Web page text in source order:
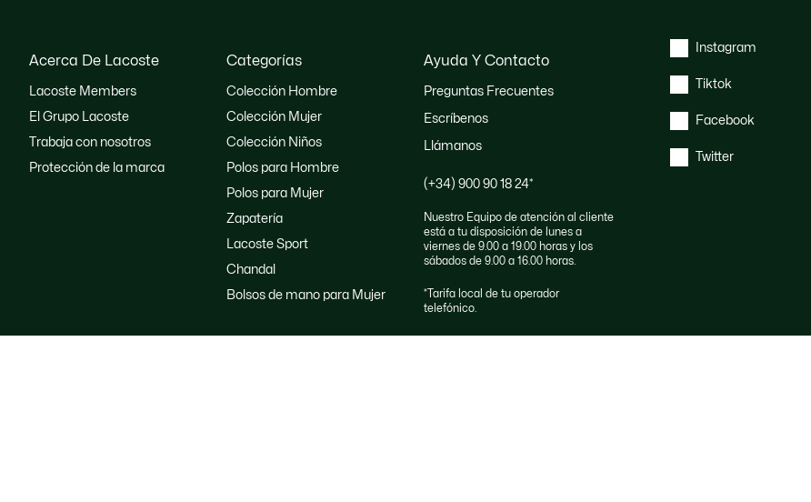
Acerca De Lacoste
Lacoste Members
El Grupo Lacoste
Trabaja con nosotros
Protección de la marca
Categorías
Colección Hombre
Colección Mujer
Colección Niños
Polos para Hombre
Polos para Mujer
Zapatería
Lacoste Sport
Chandal
Bolsos de mano para Mujer
Ayuda Y Contacto
Preguntas Frecuentes
Escríbenos
Llámanos
(+34) 900 90 18 24*
Nuestro Equipo de atención al cliente
está a tu disposición de lunes a
viernes de 9.00 a 19.00 horas y los
sábados de 9.00 a 16.00 horas.
*Tarifa local de tu operador
telefónico.
Instagram
Tiktok
Facebook
Twitter